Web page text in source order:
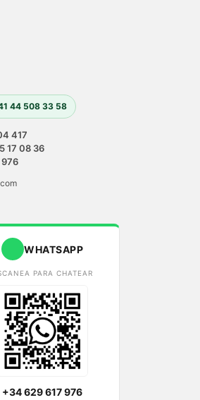
44 508 33 58
417
17 08 36
976
WHATSAPP
PARA CHATEAR
+34 629 617 976